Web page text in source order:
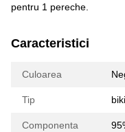
pentru 1 pereche.
Caracteristici
Culoarea
Tip
Componenta